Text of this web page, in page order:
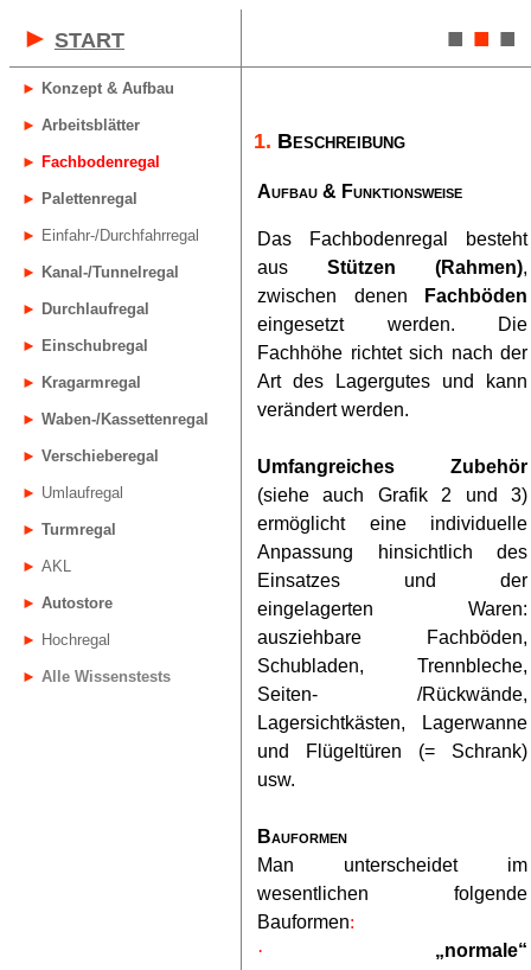
► START ■ ■ ■
► Konzept & Aufbau
► Arbeitsblätter
► Fachbodenregal
► Palettenregal
► Einfahr-/Durchfahrregal
► Kanal-/Tunnelregal
► Durchlaufregal
► Einschubregal
► Kragarmregal
► Waben-/Kassettenregal
► Verschieberegal
► Umlaufregal
► Turmregal
► AKL
► Autostore
► Hochregal
► Alle Wissenstests
1. Beschreibung
Aufbau & Funktionsweise
Das Fachbodenregal besteht
aus Stützen (Rahmen),
zwischen denen
Fachböden
eingesetzt werden. Die
Fachhöhe richtet sich nach der
Art des Lagergutes und kann
verändert werden.
Umfangreiches Zubehör
(siehe auch Grafik 2 und 3)
ermöglicht eine individuelle
Anpassung hinsichtlich des
Einsatzes und der
eingelagerten Waren:
ausziehbare Fachböden,
Schubladen, Trennbleche,
Seiten- /Rückwände,
Lagersichtkästen, Lagerwanne
und Flügeltüren (= Schrank)
usw.
Bauformen
Man unterscheidet im
wesentlichen folgende
Bauformen:
·
„normale“